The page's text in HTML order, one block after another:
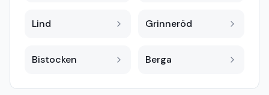
Lind Grinneröd
Bistocken Berga